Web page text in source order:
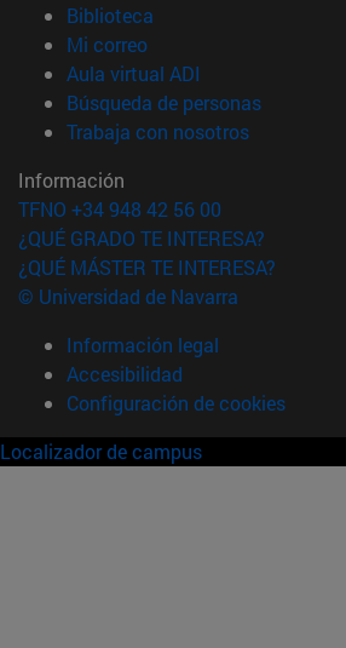
Biblioteca
Mi correo(abre en nueva ventana)
Aula virtual ADI
Búsqueda de personas(abre en
Trabaja con nosotros(abre en
Información
TFNO +34 948 42 56 00
¿QUÉ GRADO TE INTERESA?
¿QUÉ MÁSTER TE INTERESA?
© Universidad de Navarra
Información legal
Accesibilidad
Configuración de cookies
Localizador de campus